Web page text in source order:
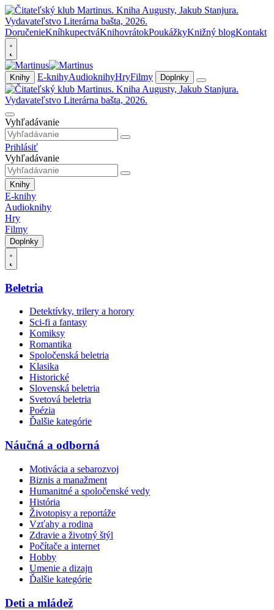
DoručenieKníhkupectváKnihovrátokPoukážkyKnižný blogKontakt
Knihy E-knihyAudioknihyHryFilmy Doplnky
Vyhľadávanie
Prihlásiť
Vyhľadávanie
Knihy
E-knihy
Audioknihy
Hry
Filmy
Doplnky
Beletria
Detektívky, trilery a horory
Sci-fi a fantasy
Komiksy
Romantika
Spoločenská beletria
Klasika
Historické
Slovenská beletria
Svetová beletria
Poézia
Ďalšie kategórie
Náučná a odborná
Motivácia a sebarozvoj
Biznis a manažment
Humanitné a spoločenské vedy
História
Životopisy a reportáže
Vzťahy a rodina
Zdravie a životný štýl
Počítače a internet
Hobby
Umenie a dizajn
Ďalšie kategórie
Deti a mládež